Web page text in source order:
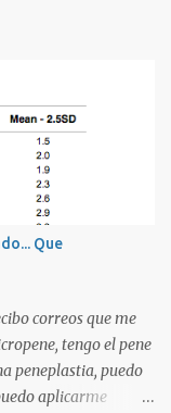
Que
correos que me
tengo el pene
peneplastia, puedo
aplicarme